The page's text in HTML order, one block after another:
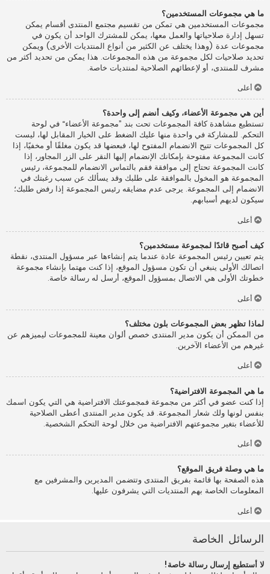
ما هي مجموعات المستخدمين؟
مجموعات المستخدمين هي تمكن من تقسيم مجتمع المنتدى أقسام يمكن
تسهل إدارة صلاحياتها والعمل معها، يمكن للمشترك الواحد أن يكون في
مجموعات عدة (وهذا يختلف عن الكثير من أنواع المنتديات الأخرى) ويمكن
تحديد صلاحيات لكل مجموعة من هذه المجموعات. هذا يمكن من تحديد أكثر من
مشرف للمنتدى، أو لإعطائهم الصلاحية لمنتديات خاصة.
أعلى
أين هي مجموعة الأعضاء، وكيف أنضم إلى واحدة؟
تستطيع مشاهدة كافة المجموعات تحت بند ”مجموعة الأعضاء“ في لوحة
التحكم. للمشاركة في واحدة منها عليك الضغط على الخيار المقابل لها، ليست
كل المجموعات تتيح الانضمام المفتوح لها، فبعضها قد يكون مغلقًا أو مخفيًا، إذا
كانت المجموعة مفتوحة بإمكانك الإنضمام إليها النقر على الزر المجاور، إذا
كانت المجموعة تحتاج إلى موافقة فقم بالتماس الانضمام للمجموعة، رئيس
المجموعة هو المخول بالموافقة على طلبك وقد يسألك عن سبب رغبتك في
الانضمام إلى المجموعة. يرجى عدم مضايقه رئيس المجموعة إذا رفض طلبك؛
سيكون لديهم أسبابهم.
أعلى
كيف أصبح قائدًا لمجموعة مستخدمين؟
يتم تعيين رئيس المجموعة عادة عندما يتم إنشاءها عبر مسؤول المنتدى، نقطة
اتصالك الأولى ينبغي أن تكون مسؤول الموقع، إذا كنت مهتما بإنشاء مجموعة
خطوتك الأولى هي الاتصال بمسؤول الموقع، أرسل له رسالة خاصة.
أعلى
لماذا تظهر بعض المجموعات بلون مختلف؟
من الممكن أن يكون مدير المنتدى خصص ألوان معينة للمجموعات ليميزهم عن
غيرهم من الأعضاء الآخرين.
أعلى
ما هي المجموعة الافتراضية؟
إذا كنت عضو في أكثر من مجموعة فمجموعتك الافتراضية هي التي يكون اسمك
بنفس لونها ولك شعار المجموعة. قد يكون مدير المنتدى أعطى الصلاحية
للأعضاء بتغير مجموعتهم الافتراضية من خلال لوحة التحكم الشخصية.
أعلى
ما هي وصلة فريق الموقع؟
هذه الصفحة بها قائمة بفريق المنتدى وتتضمن المديرين والمشرفين مع
المعلومات الخاصة بهم المنتديات التي يشرفون عليها.
أعلى
الرسائل الخاصة
لا أستطيع إرسال رسالة خاصة!